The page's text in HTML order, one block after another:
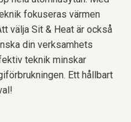
fokuseras värmen
välja Sit & Heat är också
din verksamhets
teknik minskar
Ett hållbart